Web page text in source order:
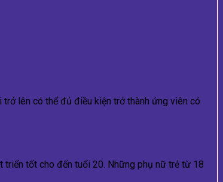
lên có thể đủ điều kiện trở thành ứng viên có
tốt cho đến tuổi 20. Những phụ nữ trẻ từ 18